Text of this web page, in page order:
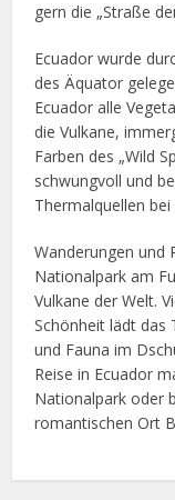
gern die „Straße
Ecuador wurde
des Äquator
Ecuador alle
die Vulkane,
Farben des „Wild
schwungvoll und
Thermalquellen bei
Wanderungen und
Nationalpark am
Vulkane der Welt.
Schönheit lädt das
und Fauna im
Reise in Ecuador
Nationalpark oder
romantischen Ort